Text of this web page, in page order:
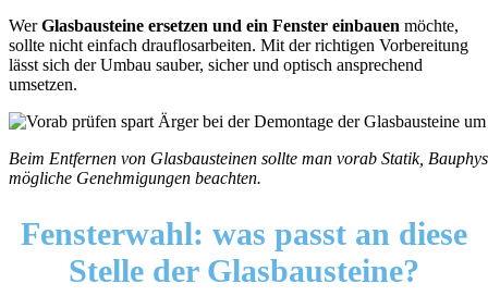
WerGlasbausteine ersetzen und ein Fenster einbauen möchte,
sollte nicht einfach drauflosarbeiten. Mit der richtigen Vorbereitung
lässt sich der Umbau sauber, sicher und optisch ansprechend
umsetzen.
Beim Entfernen von Glasbausteinen sollte man vorab Statik,
mögliche Genehmigungen beachten.
Fensterwahl: was passt an diese
Stelle der Glasbausteine?